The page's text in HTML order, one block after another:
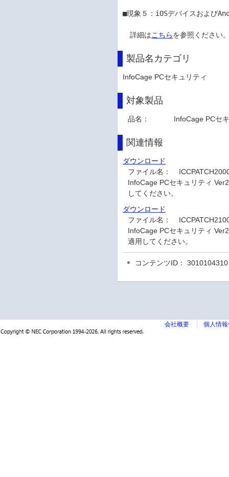
■現象５：iOSデバイスおよび
詳細はこちらを参照ください
製品名カテゴリ
InfoCage PCセキュリティ
対象製品
品名： InfoCage PCセ
関連情報
ダウンロード
ファイル名：
InfoCage PCセキュリティ
してください。
ダウンロード
ファイル名：
InfoCage PCセキュリティ
適用してください。
コンテンツID： 3010104310
会社概要 個人情